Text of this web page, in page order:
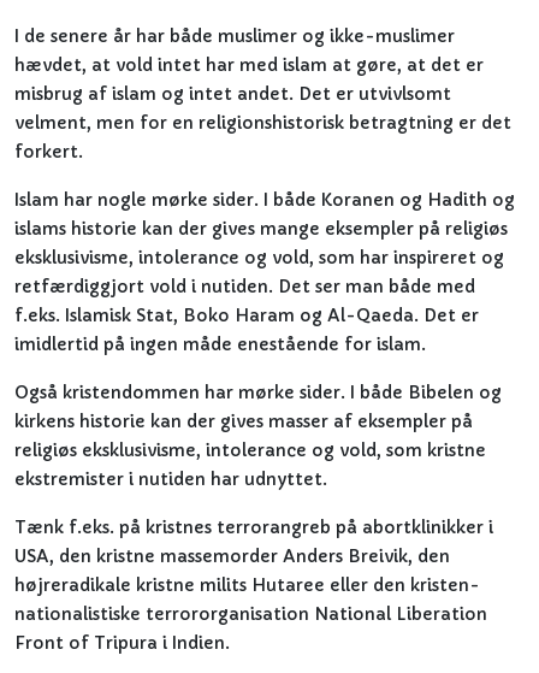
I de senere år har både muslimer og ikke-muslimer
hævdet, at vold intet har med islam at gøre, at det er
misbrug af islam og intet andet. Det er utvivlsomt
velment, men for en religionshistorisk betragtning er det
forkert.
Islam har nogle mørke sider. I både Koranen og Hadith og
islams historie kan der gives mange eksempler på religiøs
eksklusivisme, intolerance og vold, som har inspireret og
retfærdiggjort vold i nutiden. Det ser man både med
f.eks. Islamisk Stat, Boko Haram og Al-Qaeda. Det er
imidlertid på ingen måde enestående for islam.
Også kristendommen har mørke sider. I både Bibelen og
kirkens historie kan der gives masser af eksempler på
religiøs eksklusivisme, intolerance og vold, som kristne
ekstremister i nutiden har udnyttet.
Tænk f.eks. på kristnes terrorangreb på abortklinikker i
USA, den kristne massemorder Anders Breivik, den
højreradikale kristne milits Hutaree eller den kristen-
nationalistiske terrororganisation National Liberation
Front of Tripura i Indien.